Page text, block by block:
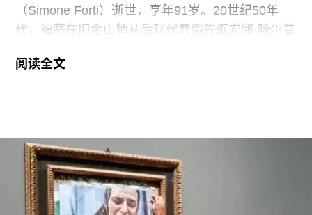
（Simone Forti）逝世，享年91岁。20世纪50年
代，福蒂在旧金山师从后现代舞蹈先驱安娜·哈尔普
品系列“舞蹈构造”（Dance Constructions）迅速崭
顿（Steve Paxton）产生了深远影响，促使两人共
同创立了贾德森舞蹈剧院（Judson Dance
Theater），其成员在此后十年间重塑了现代舞的
发展轨迹。多年后，帕克斯顿曾写道：“福蒂这组激
阅读全文